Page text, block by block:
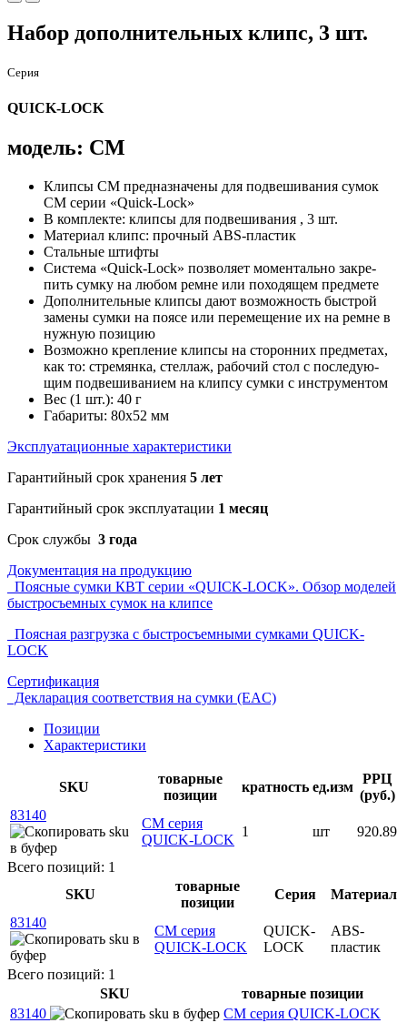
Набор дополнительных клипс, 3 шт.
Серия
QUICK-LOCK
модель: СМ
Клипсы СМ предназначены для подвешивания сумок
СМ серии «Quick-Lock»
В комплекте: клипсы для подвешивания , 3 шт.
Материал клипс: прочный ABS-пластик
Стальные штифты
Система «Quick-Lock» позволяет моментально закре­
пить сумку на любом ремне или походящем предмете
Дополнительные клипсы дают возможность быстрой
замены сумки на поясе или перемещение их на ремне в
нужную позицию
Возможно крепление клипсы на сторонних предметах,
как то: стремянка, стеллаж, рабочий стол с последую­
щим подвешиванием на клипсу сумки с инструментом
Вес (1 шт.): 40 г
Габариты: 80х52 мм
Эксплуатационные характеристики
Гарантийный срок хранения 5 лет
Гарантийный срок эксплуатации 1 месяц
Срок службы 3 года
Документация на продукцию
Поясные сумки КВТ серии «QUICK-LOCK». Обзор моделей
быстросъемных сумок на клипсе
Поясная разгрузка с быстросъемными сумками QUICK-
LOCK
Сертификация
Декларация соответствия на сумки (EAC)
Позиции
Характеристики
SKU
товарные
позиции
кратность ед.изм
РРЦ
(руб.)
83140
СМ серия
QUICK-LOCK
1 шт 920.89
Всего позиций: 1
SKU
товарные
позиции
Серия
Материал
83140
СМ серия
QUICK-LOCK
QUICK-
LOCK
АВS-
пластик
Всего позиций: 1
SKU
товарные позиции
83140
СМ серия QUICK-LOCK